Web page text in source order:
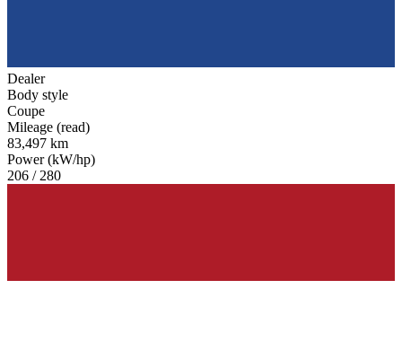
Dealer
Body style
Coupe
Mileage (read)
83,497 km
Power (kW/hp)
206 / 280